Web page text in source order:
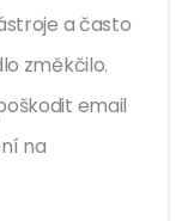
a často
změkčilo.
email
na